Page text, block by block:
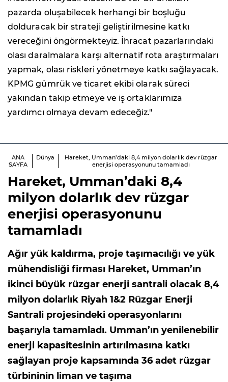
pazarda oluşabilecek herhangi bir boşluğu
dolduracak bir strateji geliştirilmesine katkı
vereceğini öngörmekteyiz. İhracat pazarlarındaki
olası daralmalara karşı alternatif rota araştırmaları
yapmak, olası riskleri yönetmeye katkı sağlayacak.
KPMG gümrük ve ticaret ekibi olarak süreci
yakından takip etmeye ve iş ortaklarımıza
yardımcı olmaya devam edeceğiz."
ANA
SAYFA
Dünya
Hareket, Umman’daki 8,4 milyon dolarlık dev rüzgar
enerjisi operasyonunu tamamladı
Hareket, Umman’daki 8,4
milyon dolarlık dev rüzgar
enerjisi operasyonunu
tamamladı
Ağır yük kaldırma, proje taşımacılığı ve yük
mühendisliği firması Hareket, Umman’ın
ikinci büyük rüzgar enerji santrali olacak 8,4
milyon dolarlık Riyah 1&2 Rüzgar Enerji
Santrali projesindeki operasyonlarını
başarıyla tamamladı. Umman’ın yenilenebilir
enerji kapasitesinin artırılmasına katkı
sağlayan proje kapsamında 36 adet rüzgar
türbininin liman ve taşıma